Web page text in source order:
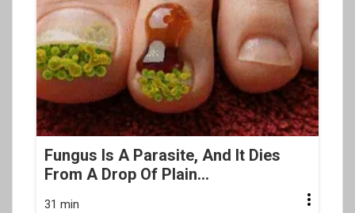
Fungus Is A Parasite, And It Dies
From A Drop Of Plain...
31 min